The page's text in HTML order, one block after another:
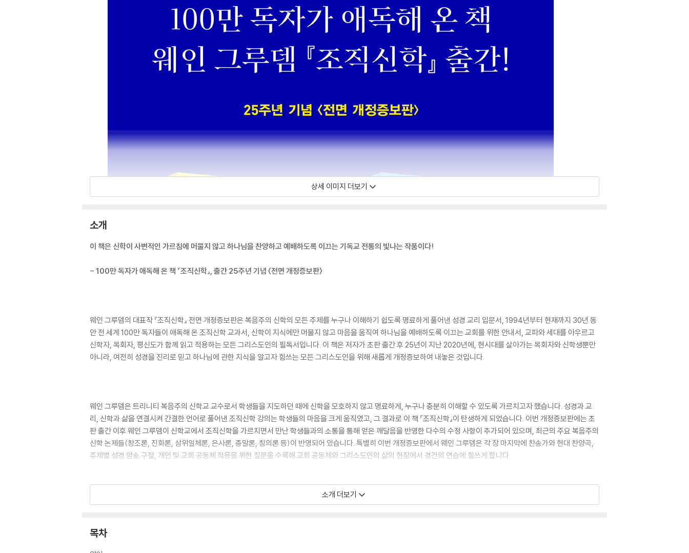
상세 이미지 더보기
소개
이 책은 신학이 사변적인 가르침에 머물지 않고 하나님을 찬양하고 예배하도록 이끄는 기독교 전통의 빛나는 작품이다!
- 100만 독자가 애독해 온 책 『조직신학』, 출간 25주년 기념 〈전면 개정증보판〉
웨인 그루뎀의 대표작 『조직신학』 전면 개정증보판은 복음주의 신학의 모든 주제를 누구나 이해하기 쉽도록 명료하게 풀어낸 성경 교리 입문서, 1994년부터 현재까지 30년 동
안 전 세계 100만 독자들이 애독해 온 조직신학 교과서, 신학이 지식에만 머물지 않고 마음을 움직여 하나님을 예배하도록 이끄는 교회를 위한 안내서, 교파와 세대를 아우르고
신학자, 목회자, 평신도가 함께 읽고 적용하는 모든 그리스도인의 필독서입니다. 이 책은 저자가 초판 출간 후 25년이 지난 2020년에, 현시대를 살아가는 목회자와 신학생뿐만
아니라, 여전히 성경을 진리로 믿고 하나님에 관한 지식을 알고자 힘쓰는 모든 그리스도인을 위해 새롭게 개정증보하여 내놓은 것입니다.
웨인 그루뎀은 트리니티 복음주의 신학교 교수로서 학생들을 지도하던 때에 신학을 모호하지 않고 명료하게, 누구나 충분히 이해할 수 있도록 가르치고자 했습니다. 성경과 교
리, 신학과 삶을 연결시켜 간결한 언어로 풀어낸 조직신학 강의는 학생들의 마음을 크게 움직였고, 그 결과로 이 책 『조직신학』이 탄생하게 되었습니다. 이번 개정증보판에는 초
판 출간 이후 웨인 그루뎀이 신학교에서 조직신학을 가르치면서 만난 학생들과의 소통을 통해 얻은 깨달음을 반영한 다수의 수정 사항이 추가되어 있으며, 최근의 주요 복음주의
신학 논제들(창조론, 진화론, 삼위일체론, 은사론, 종말론, 칭의론 등)이 반영되어 있습니다. 특별히 이번 개정증보판에서 웨인 그루뎀은 각 장 마지막에 찬송가와 현대 찬양곡,
주제별 성경 암송 구절, 개인 및 교회 공동체 적용을 위한 질문을 수록해 교회 공동체와 그리스도인의 삶의 현장에서 경건의 연습에 힘쓰게 합니다.
소개 더보기
목차